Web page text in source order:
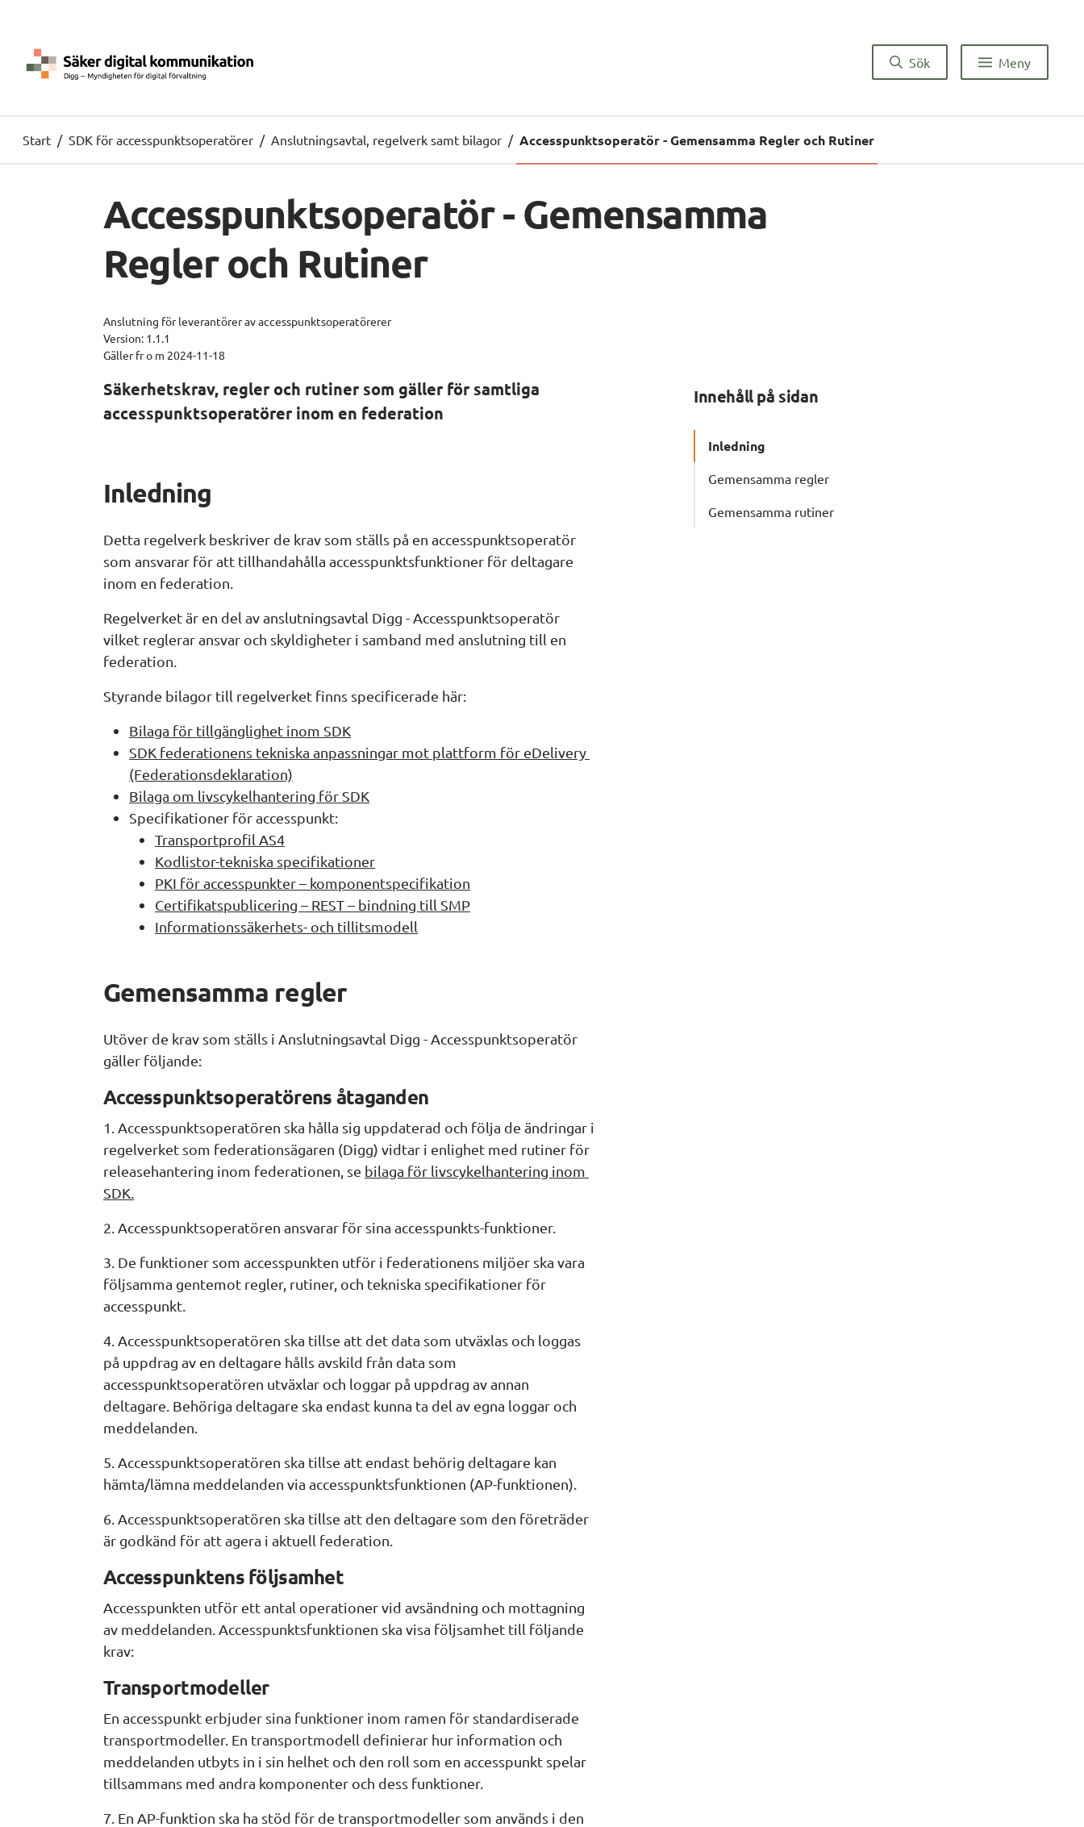
Sök Meny
Start / SDK för accesspunktsoperatörer / Anslutningsavtal, regelverk samt bilagor / Accesspunktsoperatör - Gemensamma Regler och Rutiner
Accesspunktsoperatör - Gemensamma
Regler och Rutiner
Anslutning för leverantörer av accesspunktsoperatörerer
Version: 1.1.1
Gäller fr o m 2024-11-18
Säkerhetskrav, regler och rutiner som gäller för samtliga
accesspunktsoperatörer inom en federation
Innehåll på sidan
Inledning
Gemensamma regler
Gemensamma rutiner
Inledning
Detta regelverk beskriver de krav som ställs på en accesspunktsoperatör
som ansvarar för att tillhandahålla accesspunktsfunktioner för deltagare
inom en federation.
Regelverket är en del av anslutningsavtal Digg - Accesspunktsoperatör
vilket reglerar ansvar och skyldigheter i samband med anslutning till en
federation.
Styrande bilagor till regelverket finns specificerade här:
Bilaga för tillgänglighet inom SDK
SDK federationens tekniska anpassningar mot plattform för eDelivery
(Federationsdeklaration)
Bilaga om livscykelhantering för SDK
Specifikationer för accesspunkt:
Transportprofil AS4
Kodlistor-tekniska specifikationer
PKI för accesspunkter – komponentspecifikation
Certifikatspublicering – REST – bindning till SMP
Informationssäkerhets- och tillitsmodell
Gemensamma regler
Utöver de krav som ställs i Anslutningsavtal Digg - Accesspunktsoperatör
gäller följande:
Accesspunktsoperatörens åtaganden
1. Accesspunktsoperatören ska hålla sig uppdaterad och följa de ändringar i
regelverket som federationsägaren (Digg) vidtar i enlighet med rutiner för
releasehantering inom federationen, se bilaga för livscykelhantering inom
SDK.
2. Accesspunktsoperatören ansvarar för sina accesspunkts-funktioner.
3. De funktioner som accesspunkten utför i federationens miljöer ska vara
följsamma gentemot regler, rutiner, och tekniska specifikationer för
accesspunkt.
4. Accesspunktsoperatören ska tillse att det data som utväxlas och loggas
på uppdrag av en deltagare hålls avskild från data som
accesspunktsoperatören utväxlar och loggar på uppdrag av annan
deltagare. Behöriga deltagare ska endast kunna ta del av egna loggar och
meddelanden.
5. Accesspunktsoperatören ska tillse att endast behörig deltagare kan
hämta/lämna meddelanden via accesspunktsfunktionen (AP-funktionen).
6. Accesspunktsoperatören ska tillse att den deltagare som den företräder
är godkänd för att agera i aktuell federation.
Accesspunktens följsamhet
Accesspunkten utför ett antal operationer vid avsändning och mottagning
av meddelanden. Accesspunktsfunktionen ska visa följsamhet till följande
krav:
Transportmodeller
En accesspunkt erbjuder sina funktioner inom ramen för standardiserade
transportmodeller. En transportmodell definierar hur information och
meddelanden utbyts in i sin helhet och den roll som en accesspunkt spelar
tillsammans med andra komponenter och dess funktioner.
7. En AP-funktion ska ha stöd för de transportmodeller som används i den